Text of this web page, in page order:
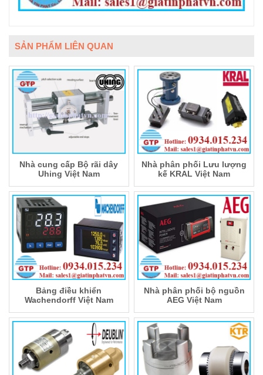
SẢN PHẨM LIÊN QUAN
Nhà cung cấp Bộ rãi dây
Uhing Việt Nam
Nhà phân phối Lưu lượng
kế KRAL Việt Nam
Bảng điều khiển
Wachendorff Việt Nam
Nhà phân phối bộ nguồn
AEG Việt Nam